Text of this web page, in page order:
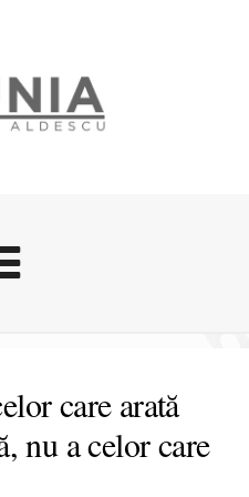
afective
Dunia
care arată
nu a celor care